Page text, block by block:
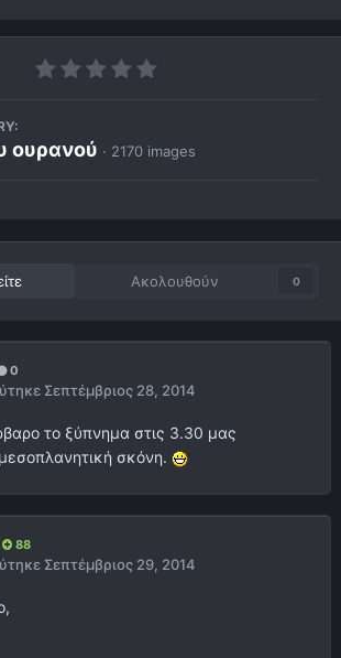
ουρανού · 2170 images
Ακολουθούν 0
0
Σεπτέμβριος 28, 2014
το ξύπνημα στις 3.30 μας
σκόνη.
88
Σεπτέμβριος 29, 2014